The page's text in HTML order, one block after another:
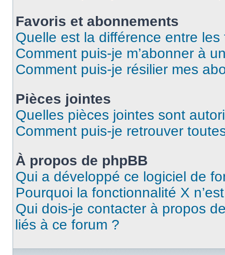
Favoris et abonnements
Quelle est la différence entre
Comment puis-je m’abonner à
Comment puis-je résilier mes
Pièces jointes
Quelles pièces jointes sont
Comment puis-je retrouver
À propos de phpBB
Qui a développé ce logiciel de
Pourquoi la fonctionnalité X
Qui dois-je contacter à propos
liés à ce forum ?